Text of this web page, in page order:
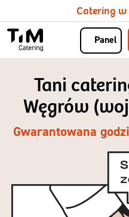
Catering w
Panel
Tani
Węgrów
Gwarantowana